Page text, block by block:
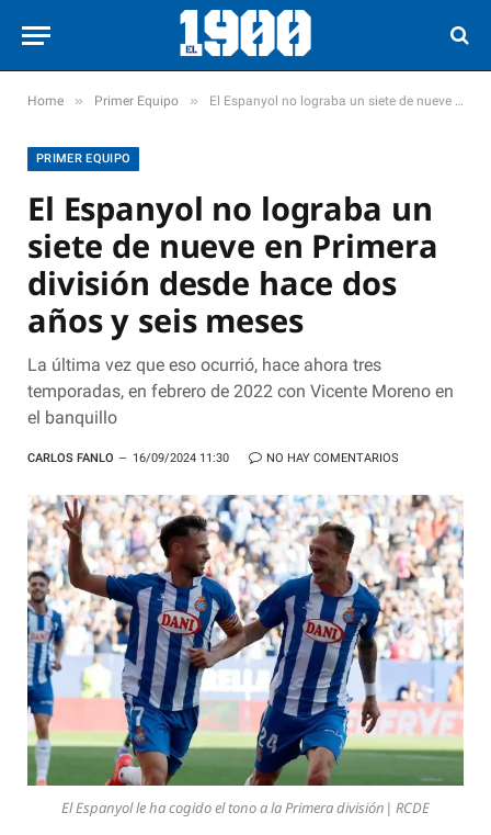
Home » Primer Equipo » El Espanyol no lograba un siete de nueve en Primera división desde hace dos años y seis meses
PRIMER EQUIPO
El Espanyol no lograba un
siete de nueve en Primera
división desde hace dos
años y seis meses
La última vez que eso ocurrió, hace ahora tres
temporadas, en febrero de 2022 con Vicente Moreno en
el banquillo
CARLOS FANLO 16/09/2024 11:30 NO HAY COMENTARIOS
El Espanyol le ha cogido el tono a la Primera división| RCDE